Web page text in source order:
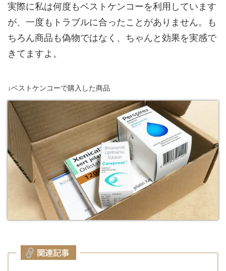
実際に私は何度もベストケンコーを利用しています
が、一度もトラブルに合ったことがありません。も
ちろん商品も偽物ではなく、ちゃんと効果を実感で
きてますよ。
↓ベストケンコーで購入した商品